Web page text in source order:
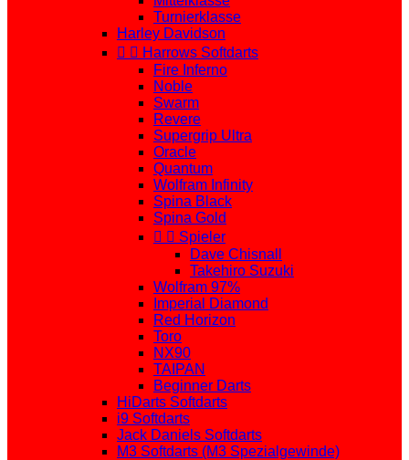
Turnierklasse
Harley Davidson
  Harrows Softdarts
Fire Inferno
Noble
Swarm
Revere
Supergrip Ultra
Oracle
Quantum
Wolfram Infinity
Spina Black
Spina Gold
  Spieler
Dave Chisnall
Takehiro Suzuki
Wolfram 97%
Imperial Diamond
Red Horizon
Toro
NX90
TAIPAN
Beginner Darts
HiDarts Softdarts
i9 Softdarts
Jack Daniels Softdarts
M3 Softdarts (M3 Spezialgewinde)